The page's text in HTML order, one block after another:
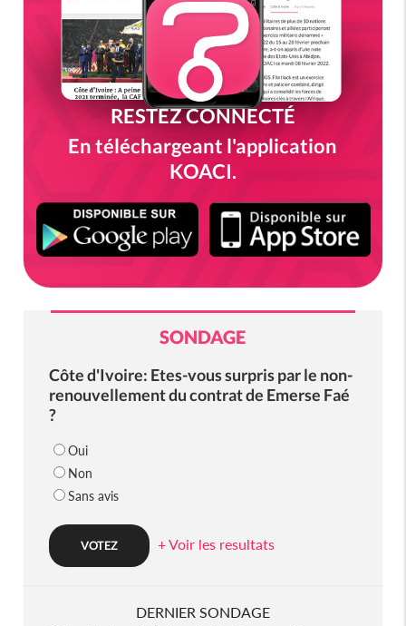
RESTEZ CONNECTÉ
En téléchargeant l'application
KOACI.
SONDAGE
Côte d'Ivoire: Etes-vous surpris par le non-
renouvellement du contrat de Emerse Faé
?
Oui
Non
Sans avis
+ Voir les resultats
DERNIER SONDAGE